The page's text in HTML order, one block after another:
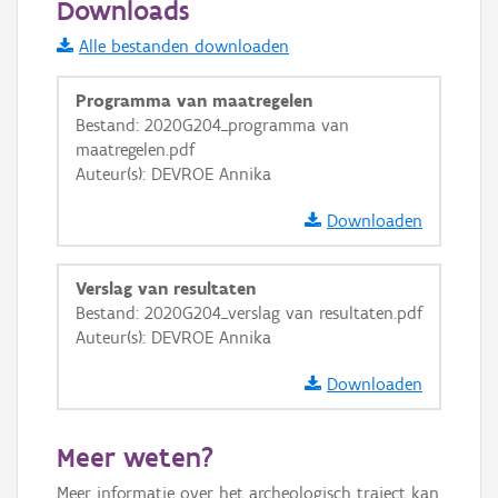
Informatie Vlaanderen
i
+ −
Basis Lagen
Ortho
Downloads
Alle bestanden downloaden
Programma van maatregelen
Bestand: 2020G204_programma van
maatregelen.pdf
Auteur(s): DEVROE Annika
Downloaden
Verslag van resultaten
Bestand: 2020G204_verslag van resultaten.pdf
Auteur(s): DEVROE Annika
Downloaden
Meer weten?
Meer informatie over het archeologisch traject kan